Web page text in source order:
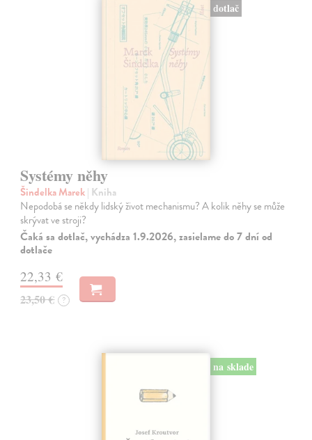
dotlač
Systémy něhy
Šindelka Marek| Kniha
Nepodobá se někdy lidský život mechanismu? A kolik něhy se může
skrývat ve stroji?
Čaká sa dotlač, vychádza 1.9.2026, zasielame do 7 dní od
dotlače
22,33 €
23,50 € ?
na sklade